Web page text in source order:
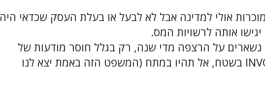
אולי למדינה אבל לא לבעל או בעלת העסק שכדאי היה
אותה לרשויות המס.
נשארים על הרצפה מדי שנה, רק בגלל חוסר מודעות של
בעלי ובעלות עסקים. אבל INVOICE4U בשטח, אל תהיו במתח (המשפט הזה באמת יצא לנו